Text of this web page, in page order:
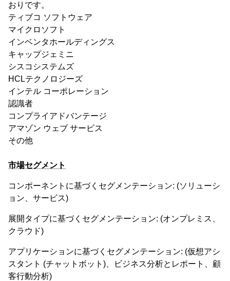
おりです。
ティブコ ソフトウェア
マイクロソフト
インベンタホールディングス
キャップジェミニ
シスコシステムズ
HCLテクノロジーズ
インテル コーポレーション
認識者
コンプライアドバンテージ
アマゾン ウェブ サービス
その他
市場セグメント
コンポーネントに基づくセグメンテーション: (ソリューシ
ョン、サービス)
展開タイプに基づくセグメンテーション: (オンプレミス、
クラウド)
アプリケーションに基づくセグメンテーション: (仮想アシ
スタント (チャットボット)、ビジネス分析とレポート、顧
客行動分析)